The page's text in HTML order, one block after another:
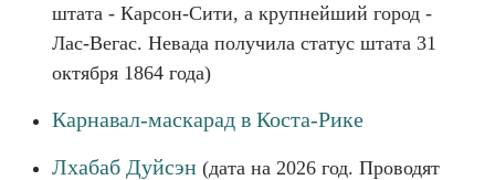
штата - Карсон-Сити, а крупнейший город -
Лас-Вегас. Невада получила статус штата 31
октября 1864 года)
Карнавал-маскарад в Коста-Рике
Лхабаб Дуйсэн (дата на 2026 год. Проводят